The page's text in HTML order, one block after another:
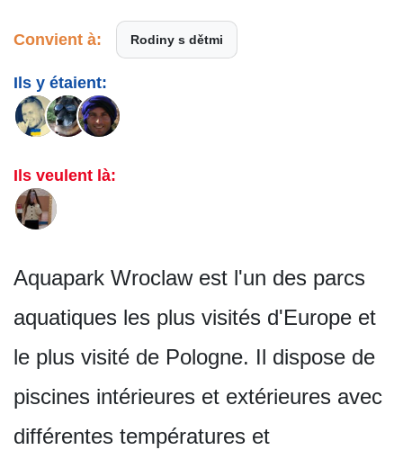
Convient à: Rodiny s dětmi
Ils y étaient:
Ils veulent là:
Aquapark Wroclaw est l'un des parcs
aquatiques les plus visités d'Europe et
le plus visité de Pologne. Il dispose de
piscines intérieures et extérieures avec
différentes températures et